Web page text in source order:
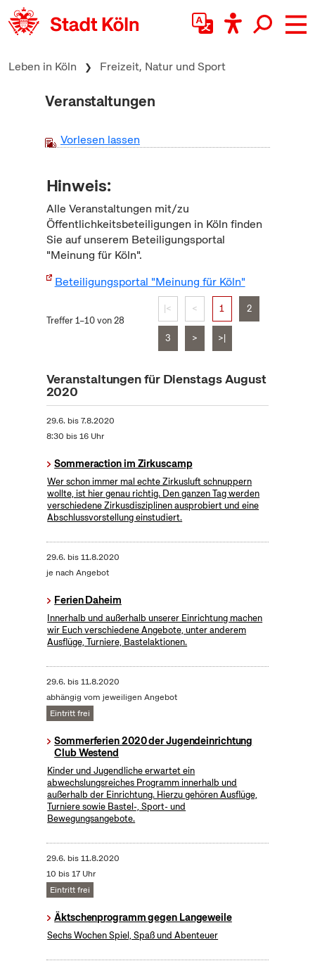
zum Inhalt springen
Leben in Köln Freizeit, Natur und Sport
Veranstaltungen
Vorlesen lassen
Hinweis:
Alle Veranstaltungen mit/zu
Öffentlichkeitsbeteiligungen in Köln finden
Sie auf unserem Beteiligungsportal
"Meinung für Köln".
Beteiligungsportal "Meinung für Köln"
Treffer 1–10 von 28
|< < 1 2
3 > >|
Veranstaltungen für Dienstags August
2020
29.6. bis7.8.2020
8:30 bis 16 Uhr
Sommeraction im Zirkuscamp
Wer schon immer mal echte Zirkusluft schnuppern
wollte, ist hier genau richtig. Den ganzen Tag werden
verschiedene Zirkusdisziplinen ausprobiert und eine
Abschlussvorstellung einstudiert.
29.6. bis11.8.2020
je nach Angebot
Ferien Daheim
Innerhalb und außerhalb unserer Einrichtung machen
wir Euch verschiedene Angebote, unter anderem
Ausflüge, Turniere, Bastelaktionen.
29.6. bis11.8.2020
abhängig vom jeweiligen Angebot
Eintritt frei
Sommerferien 2020 der Jugendeinrichtung
Club Westend
Kinder und Jugendliche erwartet ein
abwechslungsreiches Programm innerhalb und
außerhalb der Einrichtung. Hierzu gehören Ausflüge,
Turniere sowie Bastel-, Sport- und
Bewegungsangebote.
29.6. bis11.8.2020
10 bis 17 Uhr
Eintritt frei
Äktschenprogramm gegen Langeweile
Sechs Wochen Spiel, Spaß und Abenteuer